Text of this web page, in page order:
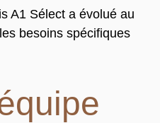
A1 Sélect a évolué au
besoins spécifiques